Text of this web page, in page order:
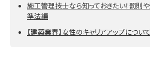
施工管理技士なら知っておきたい！罰則
準法編
【建築業界】女性のキャリアアップにつ